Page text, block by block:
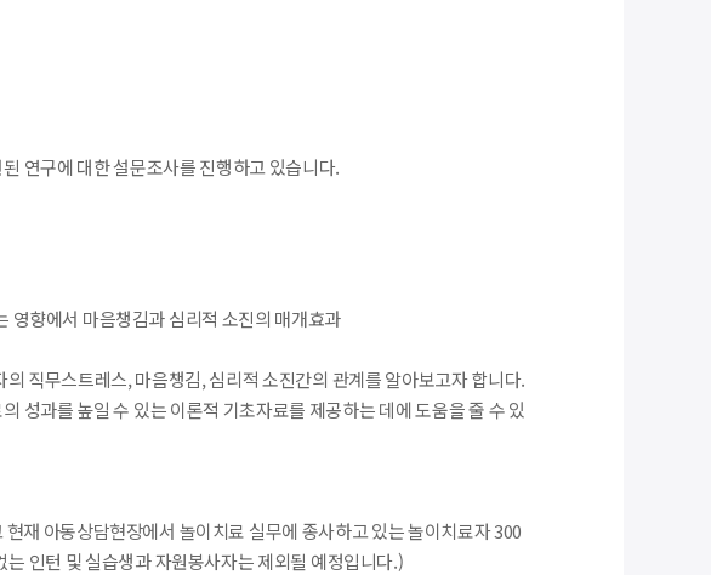
연구에 대한 설문조사를 진행하고 있습니다.
향에서 마음챙김과 심리적 소진의 매개효과
직무스트레스, 마음챙김, 심리적 소진간의 관계를 알아보고자 합니다.
성과를 높일 수 있는 이론적 기초자료를 제공하는 데에 도움을 줄 수 있
재 아동상담현장에서 놀이치료 실무에 종사하고 있는 놀이치료자 300
인턴 및 실습생과 자원봉사자는 제외될 예정입니다.)